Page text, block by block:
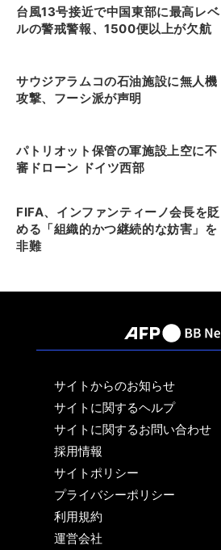
台風13号接近で中国東部に最高レベ
ルの警戒警報、1500便以上が欠航
サウジアラムコの石油施設に無人機
攻撃、フーシ派が声明
パトリオット保管の軍施設上空に不
審ドローン ドイツ西部
FIFA、インファンティーノ会長を貶
める「組織的かつ継続的な妨害」を
非難
サイトからのお知らせ
サイトに関するヘルプ
サイトに関するお問い合わせ
採用情報
サイトポリシー
プライバシーポリシー
利用規約
運営会社